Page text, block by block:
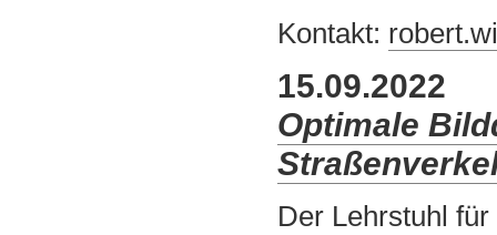
Kontakt:
15.09.2022
Optimale
Der Lehrstuhl